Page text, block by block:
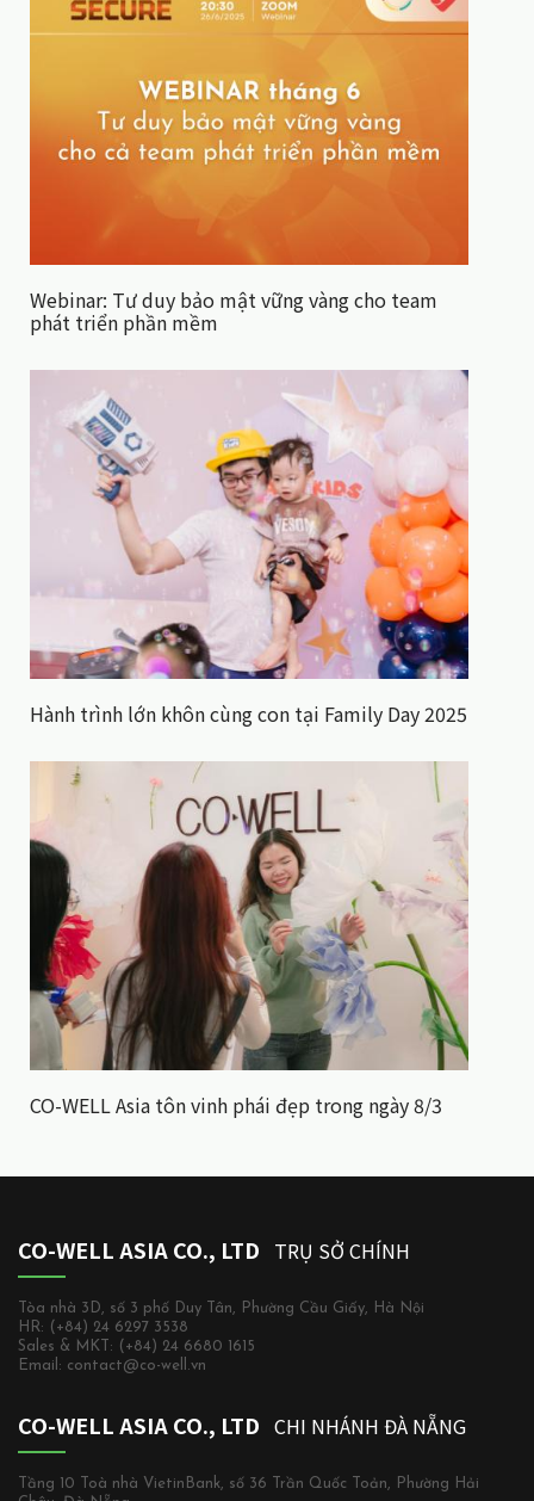
Webinar: Tư duy bảo mật vững vàng cho team
phát triển phần mềm
Hành trình lớn khôn cùng con tại Family Day 2025
CO-WELL Asia tôn vinh phái đẹp trong ngày 8/3
CO-WELL ASIA CO., LTD TRỤ SỞ CHÍNH
Tòa nhà 3D, số 3 phố Duy Tân, Phường Cầu Giấy, Hà Nội
HR: (+84) 24 6297 3538
Sales & MKT: (+84) 24 6680 1615
Email: contact@co-well.vn
CO-WELL ASIA CO., LTD CHI NHÁNH ĐÀ NẴNG
Tầng 10 Toà nhà VietinBank, số 36 Trần Quốc Toản, Phường Hải